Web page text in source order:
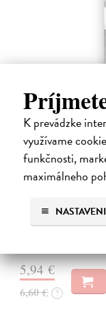
K prevádzke
využívame
funkčnosti,
maximálneho
Memoár o
Tocqueville Alexis
První český překlad
osobností evropské
komentáři Ivo
Od…
5,94 €
6,60 € ?